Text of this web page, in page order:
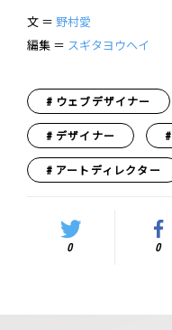
文 ＝ 野村愛
編集 ＝ スギタヨウヘイ
ウェブデザイナー
デザイナー
アートディレクター
0 0